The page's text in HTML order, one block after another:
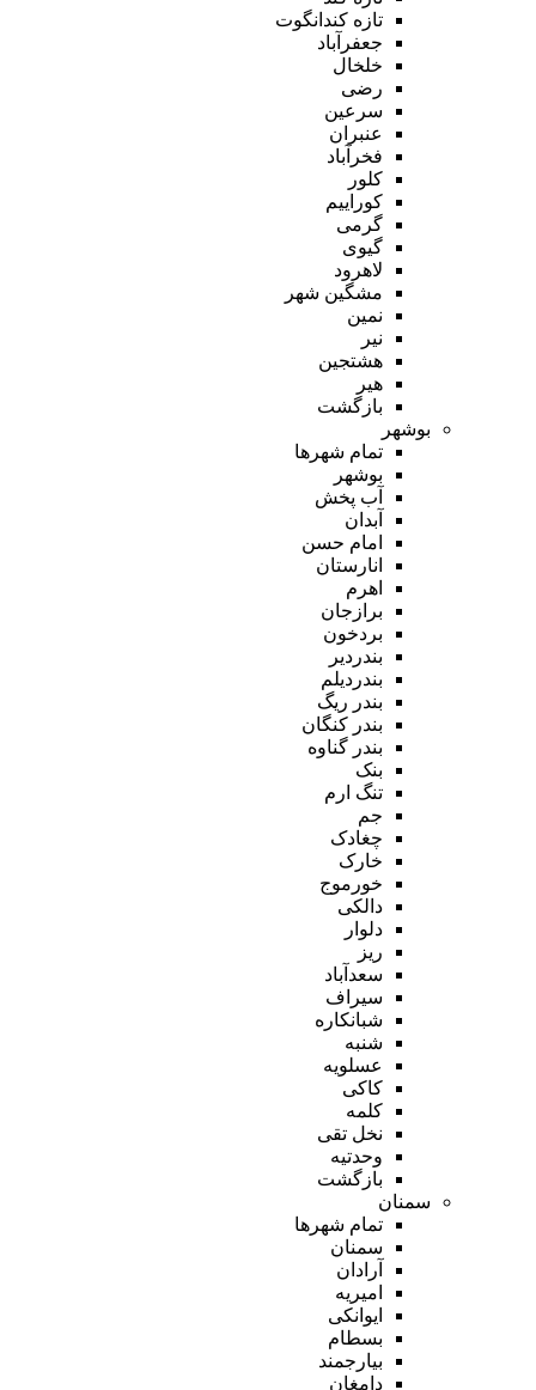
تازه کندانگوت
جعفرآباد
خلخال
رضی
سرعین
عنبران
فخرآباد
کلور
کوراییم
گرمی
گیوی
لاهرود
مشگین شهر
نمین
نیر
هشتجین
هیر
بازگشت
بوشهر
تمام شهر‌ها
بوشهر
آب پخش
آبدان
امام حسن
انارستان
اهرم
برازجان
بردخون
بندردیر
بندردیلم
بندر ریگ
بندر کنگان
بندر گناوه
بنک
تنگ ارم
جم
چغادک
خارک
خورموج
دالکی
دلوار
ریز
سعدآباد
سیراف
شبانکاره
شنبه
عسلویه
کاکی
کلمه
نخل تقی
وحدتیه
بازگشت
سمنان
تمام شهر‌ها
سمنان
آرادان
امیریه
ایوانکی
بسطام
بیارجمند
دامغان